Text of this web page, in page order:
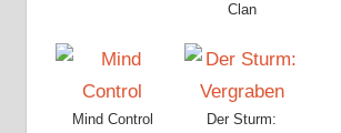
Clan
Mind Control
Der Sturm: